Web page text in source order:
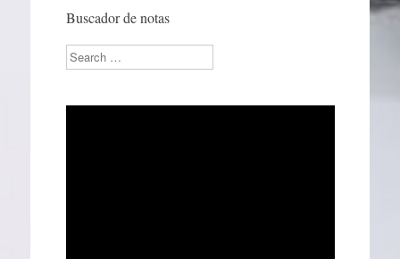
Buscador de notas
Search